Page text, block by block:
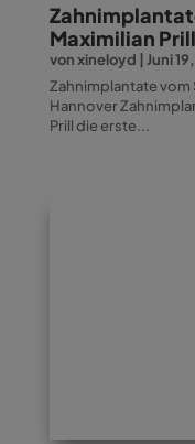
Maximilian
vonxineloyd Juni
Zahnimplantate vom
Hannover
Prill die erste...